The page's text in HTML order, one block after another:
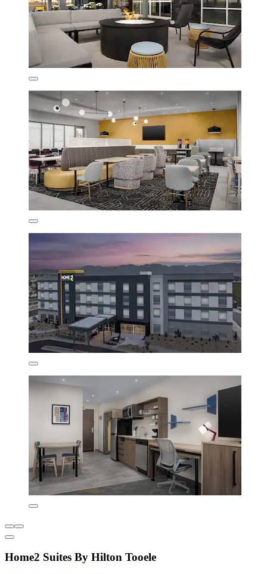
Home2 Suites By Hilton Tooele